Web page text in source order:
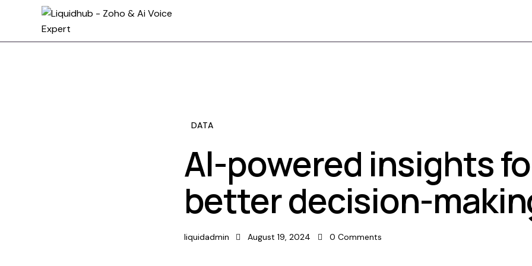
DATA
AI-powered insights
better decision-
liquidadmin August 19, 2024 0 Comments